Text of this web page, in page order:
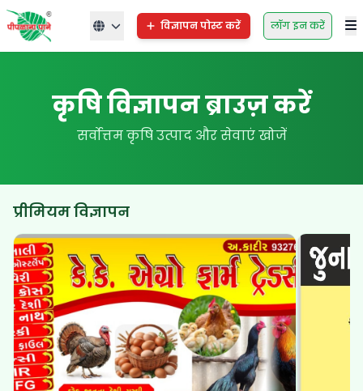
विज्ञापन पोस्ट करें लॉग इन करें
कृषि विज्ञापन ब्राउज़ करें
सर्वोत्तम कृषि उत्पाद और सेवाएं खोजें
प्रीमियम विज्ञापन